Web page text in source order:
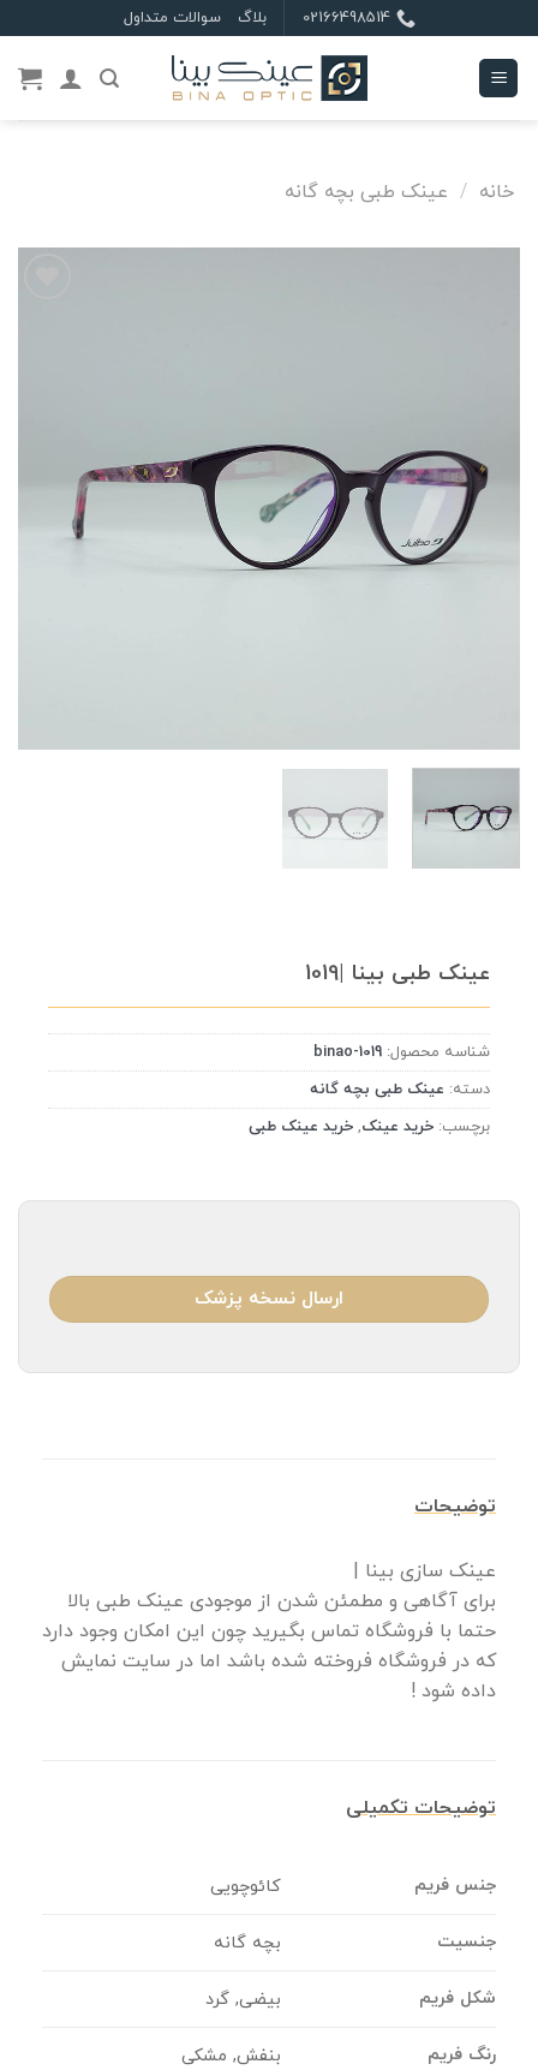
to
content
02166498514 بلاگ سوالات متداول
خانه / عینک طبی بچه گانه
عینک طبی بینا |1019
شناسه محصول: binao-1019
دسته: عینک طبی بچه گانه
برچسب: خرید عینک, خرید عینک طبی
ارسال نسخه پزشک
توضیحات
عینک سازی بینا |
برای آگاهی و مطمئن شدن از موجودی عینک طبی بالا
حتما با فروشگاه تماس بگیرید چون این امکان وجود دارد
که در فروشگاه فروخته شده باشد اما در سایت نمایش
داده شود !
توضیحات تکمیلی
جنس فریم کائوچویی
جنسیت بچه گانه
شکل فریم بیضی, گرد
رنگ فریم بنفش, مشکی